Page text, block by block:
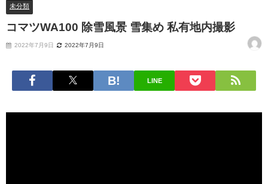
未分類
コマツWA100 除雪風景 雪集め 私有地内撮影
2022年7月9日 2022年7月9日
LINE